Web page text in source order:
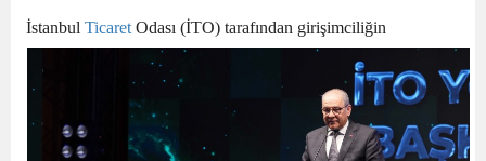
İstanbul Ticaret Odası (İTO) tarafından girişimciliğin